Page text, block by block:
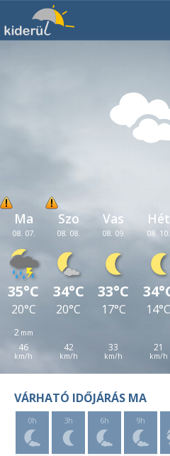
Ma
08. 07.
35°C
20°C
2
46
Szo
08. 08.
34°C
20°C
42
Vas
08. 09.
33°C
17°C
33
Hét
08. 10.
14°C
21
VÁRHATÓ IDŐJÁRÁS MA
0h 3h 6h 9h